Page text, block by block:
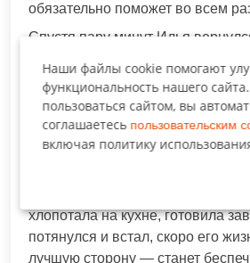
обязательно поможет во всем
Спустя пару минут Илья
и скоро раздалось его мерное
быстро заснул, а вот Юля до
глаз, в голове ворочались
вопросов было куда больше, чем
хлопотала на кухне, готовила
потянулся и встал, скоро его
лучшую сторону — станет
Наши файлы cookie помогают
функциональность нашего
пользоваться сайтом, вы
соглашаетесь пользовательским
включая политику